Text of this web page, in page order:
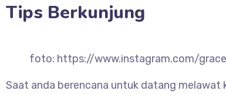
Tips Berkunjung
foto: https://www.instagram.com/
Saat anda berencana untuk datang melawat